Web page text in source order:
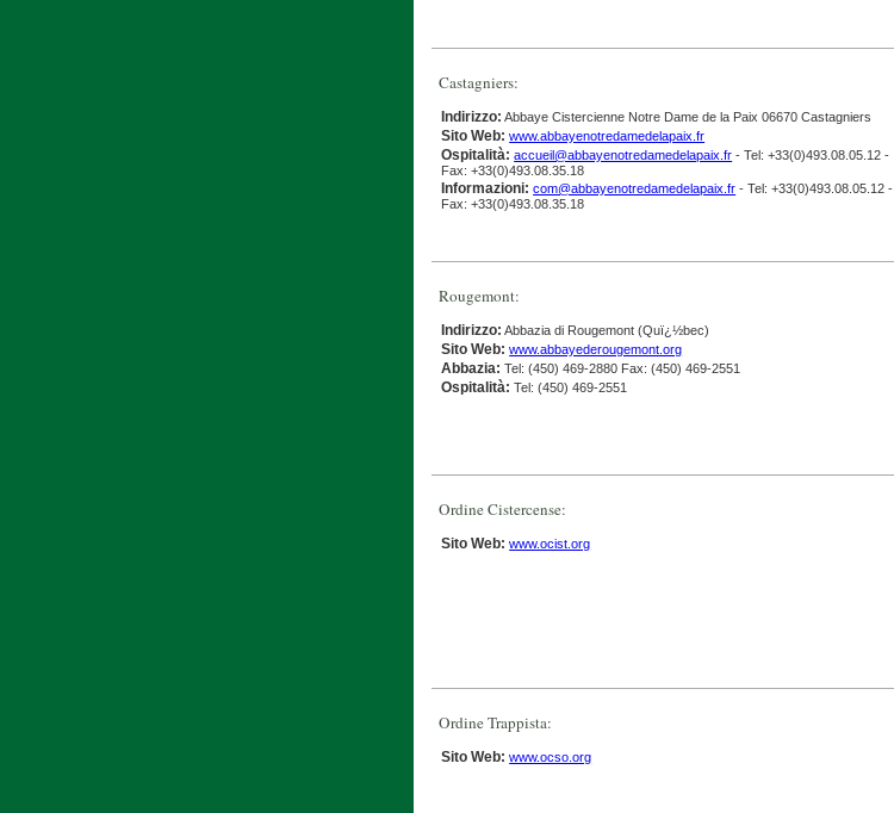
Castagniers:
Indirizzo: Abbaye Cistercienne Notre Dame de la Paix 06670 Castagniers
Sito Web: www.abbayenotredamedelapaix.fr
Ospitalità: accueil@abbayenotredamedelapaix.fr - Tel: +33(0)493.08.05.12 -
Fax: +33(0)493.08.35.18
Informazioni: com@abbayenotredamedelapaix.fr - Tel: +33(0)493.08.05.12 -
Fax: +33(0)493.08.35.18
Rougemont:
Indirizzo: Abbazia di Rougemont (Quï¿½bec)
Sito Web: www.abbayederougemont.org
Abbazia: Tel: (450) 469-2880 Fax: (450) 469-2551
Ospitalità: Tel: (450) 469-2551
Ordine Cistercense:
Sito Web: www.ocist.org
Ordine Trappista:
Sito Web: www.ocso.org